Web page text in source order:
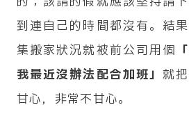
到連自己的時間都沒有。結
集搬家狀況就被前公司用個
我最近沒辦法配合加班」 就
甘心，非常不甘心。